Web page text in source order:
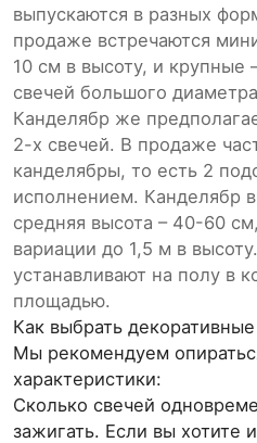
выпускаются в разных
продаже встречаются
10 см в высоту, и крупные
свечей большого
Канделябр же
2-х свечей. В продаже
канделябры, то есть 2
исполнением. Канделябр
средняя высота – 40-60
вариации до 1,5 м в
устанавливают на полу в
площадью.
Как выбрать
Мы рекомендуем
характеристики:
Сколько свечей
зажигать. Если вы хотите